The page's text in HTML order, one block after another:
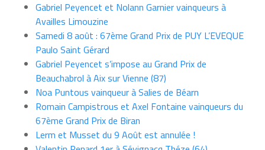
Gabriel Peyencet et Nolann Garnier vainqueurs à
Availles Limouzine
Samedi 8 août : 67ème Grand Prix de PUY L’EVEQUE
Paulo Saint Gérard
Gabriel Peyencet s’impose au Grand Prix de
Beauchabrol à Aix sur Vienne (87)
Noa Puntous vainqueur à Salies de Béarn
Romain Campistrous et Axel Fontaine vainqueurs du
67ème Grand Prix de Biran
Lerm et Musset du 9 Août est annulée !